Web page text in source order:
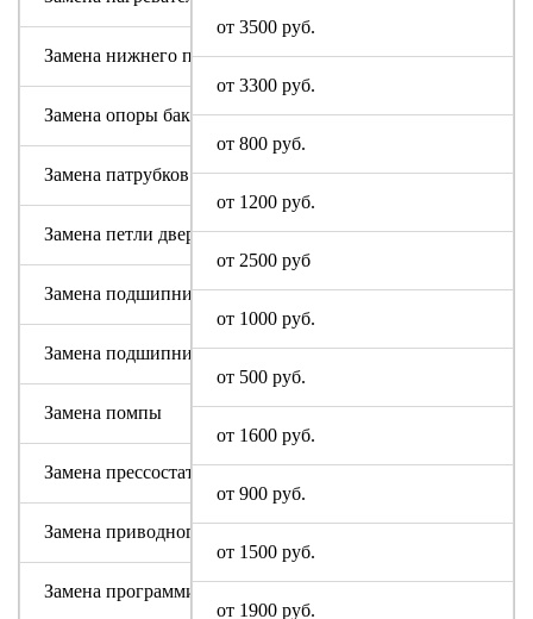
от 3500 руб.
от 3300 руб.
от 800 руб.
от 1200 руб.
от 2500 руб
от 1000 руб.
от 500 руб.
от 1600 руб.
от 900 руб.
от 1500 руб.
от 1900 руб.
Замена нижнего противовеса
Замена опоры бака
Замена патрубков (сливных, заливных)
Замена петли дверцы
Замена подшипника
Замена подшипникового узла
Замена помпы
Замена прессостата (датчика уровня)
Замена приводного ремня
Замена программируемого модуля на новый